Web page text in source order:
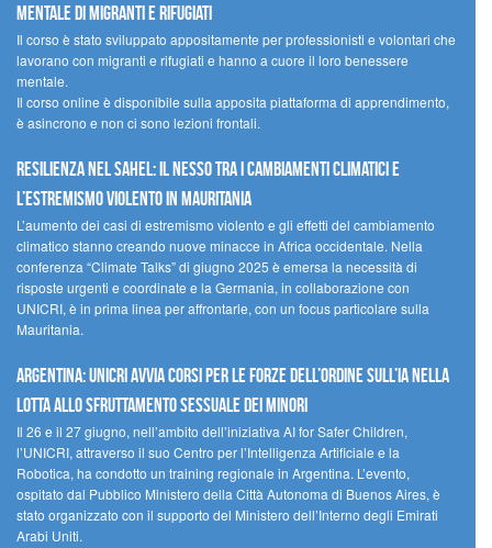
mentale di migranti e rifugiati
Il corso è stato sviluppato appositamente per professionisti e volontari che
lavorano con migranti e rifugiati e hanno a cuore il loro benessere
mentale.
Il corso online è disponibile sulla apposita piattaforma di apprendimento,
è asincrono e non ci sono lezioni frontali.
Resilienza nel Sahel: il nesso tra i cambiamenti climatici e
l’estremismo violento in Mauritania
L’aumento dei casi di estremismo violento e gli effetti del cambiamento
climatico stanno creando nuove minacce in Africa occidentale. Nella
conferenza “Climate Talks” di giugno 2025 è emersa la necessità di
risposte urgenti e coordinate e la Germania, in collaborazione con
UNICRI, è in prima linea per affrontarle, con un focus particolare sulla
Mauritania.
Argentina: UNICRI avvia corsi per le forze dell’ordine sull’IA nella
lotta allo sfruttamento sessuale dei minori
Il 26 e il 27 giugno, nell’ambito dell’iniziativa AI for Safer Children,
l’UNICRI, attraverso il suo Centro per l’Intelligenza Artificiale e la
Robotica, ha condotto un training regionale in Argentina. L’evento,
ospitato dal Pubblico Ministero della Città Autonoma di Buenos Aires, è
stato organizzato con il supporto del Ministero dell’Interno degli Emirati
Arabi Uniti.